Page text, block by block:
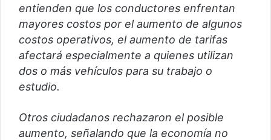
entienden que los conductores enfrentan
mayores costos por el aumento de algunos
costos operativos, el aumento de tarifas
afectará especialmente a quienes utilizan
dos o más vehículos para su trabajo o
estudio.
Otros ciudadanos rechazaron el posible
aumento, señalando que la economía no